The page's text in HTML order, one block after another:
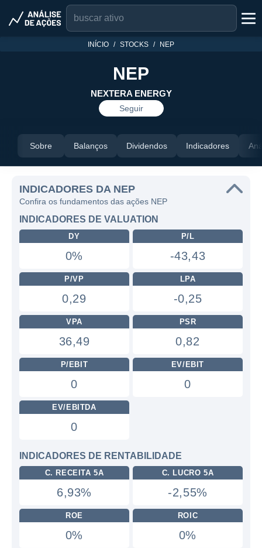
INÍCIO STOCKS NEP
NEP
NEXTERA ENERGY
Seguir
Sobre Balanços Dividendos Indicadores
INDICADORES DA NEP
Confira os fundamentos das ações NEP
INDICADORES DE VALUATION
DY
0%
P/L
-43,43
P/VP
0,29
LPA
-0,25
VPA
36,49
PSR
0,82
P/EBIT
0
EV/EBIT
0
EV/EBITDA
0
INDICADORES DE RENTABILIDADE
C. RECEITA 5A
6,93%
C. LUCRO 5A
-2,55%
ROE
0%
ROIC
0%